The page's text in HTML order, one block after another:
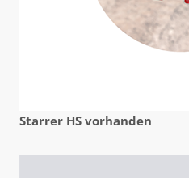
Starrer HS vorhanden